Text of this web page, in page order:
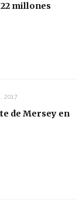
millones
2017
de Mersey en